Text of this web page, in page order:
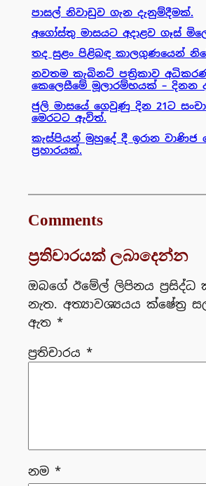
පාසල් නිවාඩුව ගැන දැනුම්දීමක්.
අගෝස්තු මාසයට අදාළව ගෑස්
තද සුළං පිළිබඳ කාලගුණයෙන්
නවතම කැබිනට් පත්‍රිකාව
කෙලෙසීමේ මූලාරම්භයක් – දිනන
ජුලි මාසයේ ගෙවුණු දින 21ට
මෙරටට ඇවිත්.
කැස්පියන් මුහුදේ දී ඉරාන
ප්‍රහාරයක්.
Comments
ප්‍රතිචාරයක් ලබාදෙන්න
ඔබගේ ඊමේල් ලිපිනය ප්‍රසිද්ධ
නැත. අත්‍යාවශ්‍යයය ක්ෂේත්‍ර
ඇත *
ප්‍රතිචාරය *
නම *